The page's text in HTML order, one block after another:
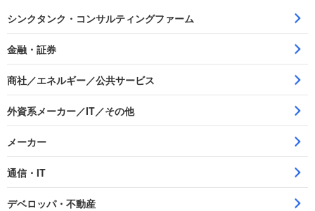
シンクタンク・コンサルティングファーム
金融・証券
商社／エネルギー／公共サービス
外資系メーカー／IT／その他
メーカー
通信・IT
デベロッパ・不動産